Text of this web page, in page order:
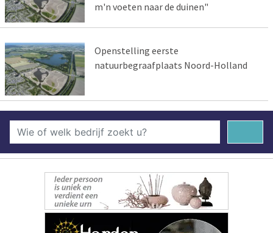
m'n voeten naar de duinen"
Openstelling eerste
natuurbegraafplaats Noord-Holland